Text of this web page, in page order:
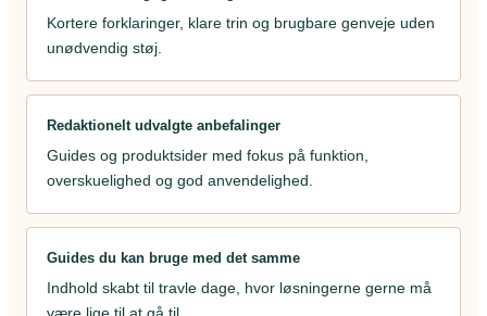
Kortere forklaringer, klare trin og brugbare genveje uden
unødvendig støj.
Redaktionelt udvalgte anbefalinger
Guides og produktsider med fokus på funktion,
overskuelighed og god anvendelighed.
Guides du kan bruge med det samme
Indhold skabt til travle dage, hvor løsningerne gerne må